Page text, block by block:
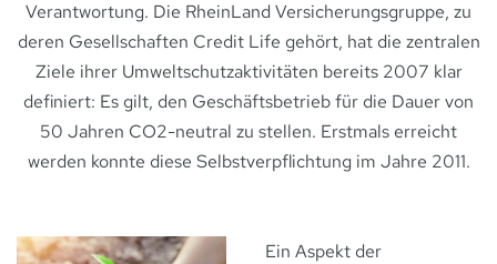
Verantwortung. Die RheinLand Versicherungsgruppe, zu
deren Gesellschaften Credit Life gehört, hat die zentralen
Ziele ihrer Umweltschutzaktivitäten bereits 2007 klar
definiert: Es gilt, den Geschäftsbetrieb für die Dauer von
50 Jahren CO2-neutral zu stellen. Erstmals erreicht
werden konnte diese Selbstverpflichtung im Jahre 2011.
Ein Aspekt der